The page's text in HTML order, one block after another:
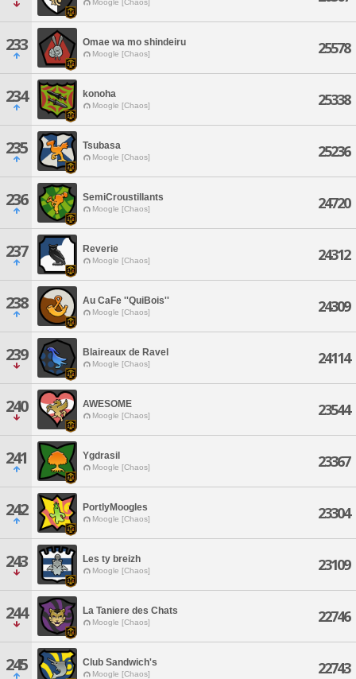
Moogle [Chaos]
233 Omae wa mo shindeiru
Moogle [Chaos] 25578
234 konoha
Moogle [Chaos] 25338
235 Tsubasa
Moogle [Chaos] 25236
236 SemiCroustillants
Moogle [Chaos] 24720
237 Reverie
Moogle [Chaos] 24312
238 Au CaFe ''QuiBois''
Moogle [Chaos] 24309
239 Blaireaux de Ravel
Moogle [Chaos] 24114
240 AWESOME
Moogle [Chaos] 23544
241 Ygdrasil
Moogle [Chaos] 23367
242 PortlyMoogles
Moogle [Chaos] 23304
243 Les ty breizh
Moogle [Chaos] 23109
244 La Taniere des Chats
Moogle [Chaos] 22746
245 Club Sandwich's
Moogle [Chaos] 22743